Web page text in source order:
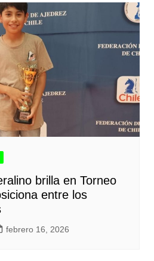
brilla en Torneo
entre los
febrero 16, 2026